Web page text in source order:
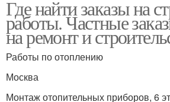
Где найти заказы на
работы. Частные
на ремонт и
Работы по отоплению
Москва
Монтаж отопительных приборов, 6